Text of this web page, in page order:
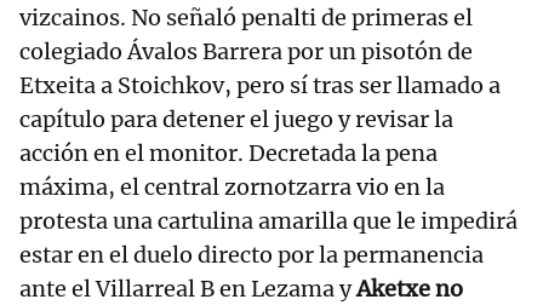
vizcainos. No señaló penalti de primeras el
colegiado Ávalos Barrera por un pisotón de
Etxeita a Stoichkov, pero sí tras ser llamado a
capítulo para detener el juego y revisar la
acción en el monitor. Decretada la pena
máxima, el central zornotzarra vio en la
protesta una cartulina amarilla que le impedirá
estar en el duelo directo por la permanencia
ante el Villarreal B en Lezama yAketxe no